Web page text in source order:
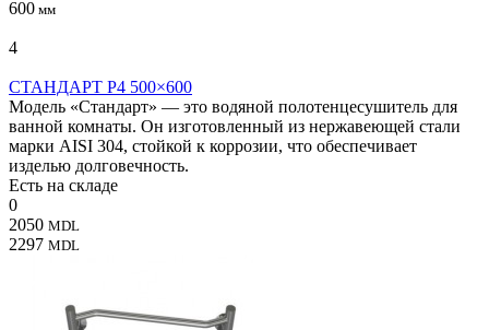
600 мм
4
СТАНДАРТ P4 500×600
Модель «Стандарт» — это водяной полотенцесушитель для
ванной комнаты. Он изготовленный из нержавеющей стали
марки AISI 304, стойкой к коррозии, что обеспечивает
изделью долговечность.
Есть на складе
0
2050 MDL
2297 MDL